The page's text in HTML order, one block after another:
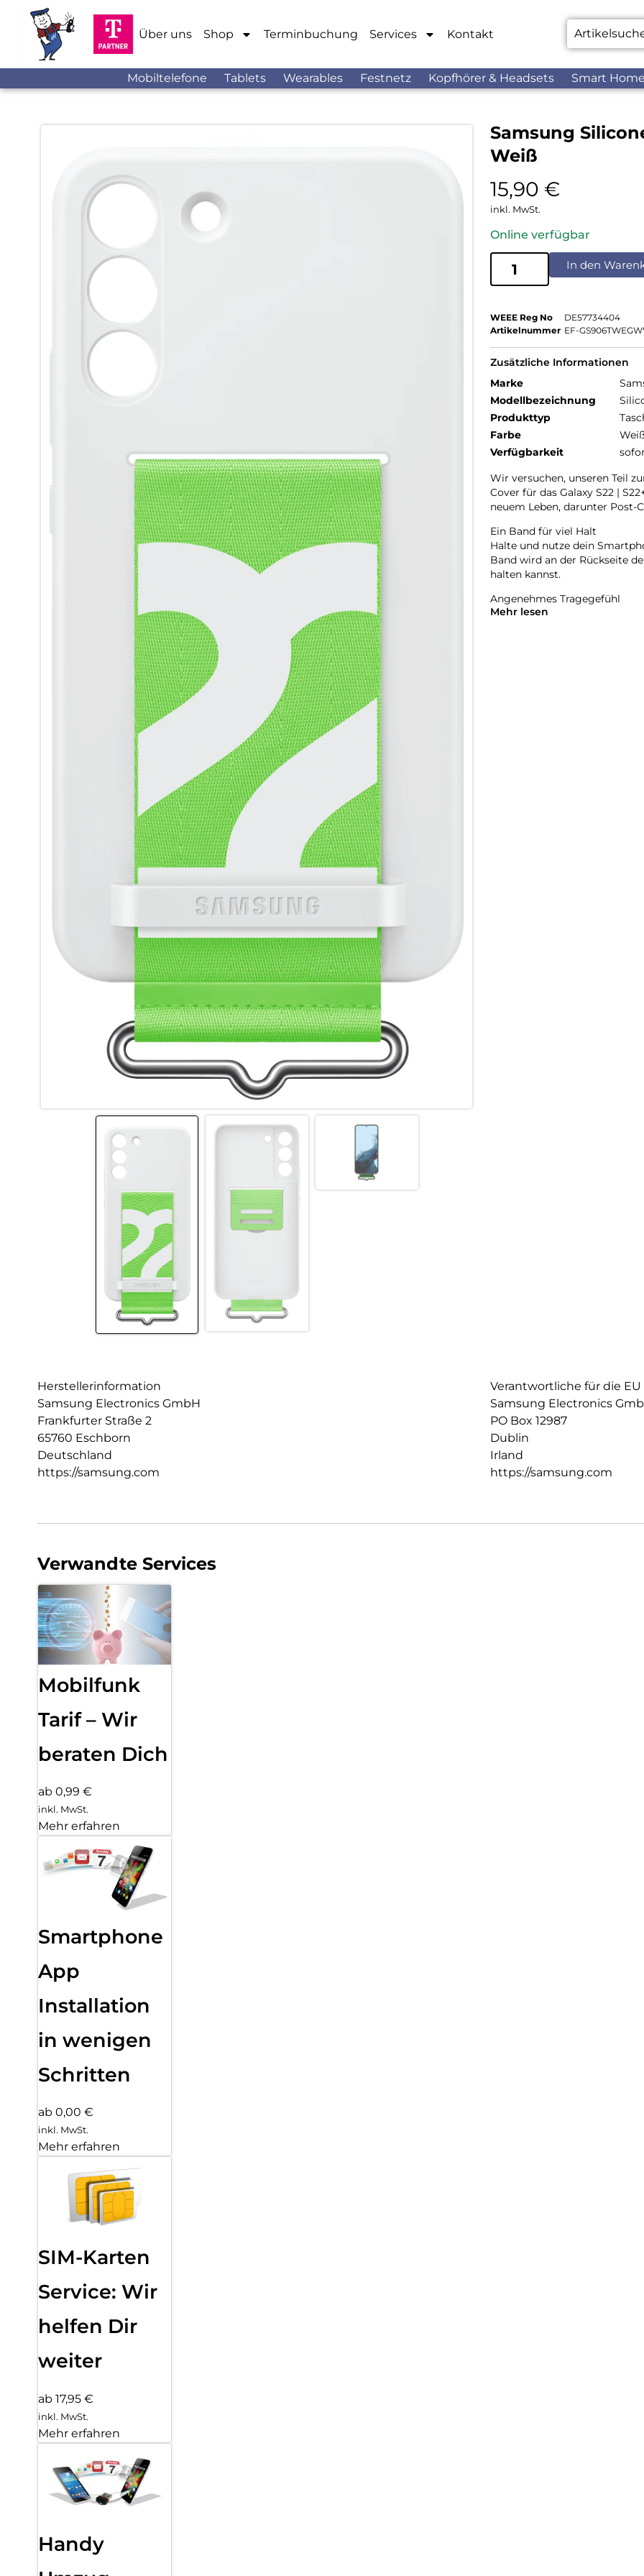
Über uns Shop Terminbuchung Services Kontakt
Mobiltelefone Tablets Wearables Festnetz Kopfhörer & Headsets Smart
Samsung
Weiß
15,90 €
inkl. MwSt.
Online verfügbar
In den
WEEE Reg No
DE57734404
Artikelnummer EF-
Zusätzliche Informationen
Marke
Modellbezeichnung
Produkttyp
Farbe
Verfügbarkeit
Wir versuchen, unseren Teil
Cover für das Galaxy S22 |
neuem Leben, darunter Post-
Ein Band für viel Halt
Halte und nutze dein
Band wird an der Rückseite
halten kannst.
Angenehmes Tragegefühl
Das Cover passt sich an die
Mehr lesen
Herstellerinformation
Samsung Electronics GmbH
Frankfurter Straße 2
65760 Eschborn
Deutschland
https://samsung.com
Verantwortliche für die EU
Samsung Electronics
PO Box 12987
Dublin
Irland
https://samsung.com
Verwandte Services
Mobilfunk
Tarif – Wir
beraten Dich
ab 0,99 €
inkl. MwSt.
Mehr erfahren
Smartphone
App
Installation
in wenigen
Schritten
ab 0,00 €
inkl. MwSt.
Mehr erfahren
SIM-Karten
Service: Wir
helfen Dir
weiter
ab 17,95 €
inkl. MwSt.
Mehr erfahren
Handy